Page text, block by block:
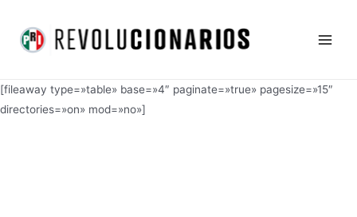
contenido
[fileaway type=»table» base=»4″ paginate=»true» pagesize=»15″
directories=»on» mod=»no»]